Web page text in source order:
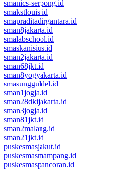
smanics-serpong.id
smakstlouis.id
smapraditadirgantara.id
sman8jakarta.id
smalabschool.id
smaskanisius.id
sman2jakarta.id
sman68jkt.id
sman8yogyakarta.id
smasungguldel.id
sman1jogja.id
sman28dkijakarta.id
sman3jogja.id
sman81jkt.id
sman2malang.id
sman21jkt.id
puskesmasjakut.id
puskesmasmampang.id
puskesmaspancoran.id